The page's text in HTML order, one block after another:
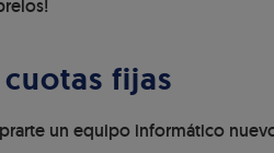
fijas
un equipo informático